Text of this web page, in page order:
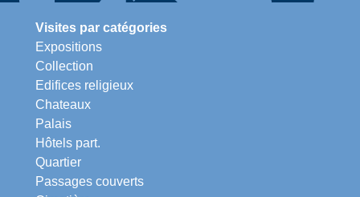
Visites par catégories
Expositions
Collection
Edifices religieux
Chateaux
Palais
Hôtels part.
Quartier
Passages couverts